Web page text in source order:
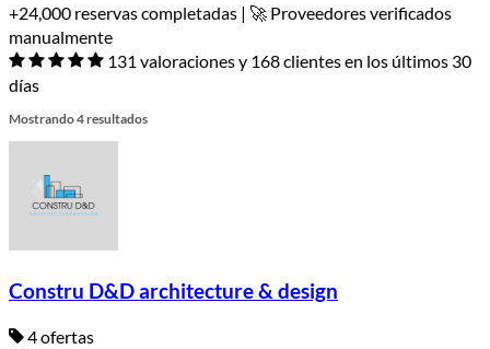
+24,000 reservas completadas | 🚀 Proveedores verificados
manualmente
131 valoraciones y 168 clientes en los últimos 30
días
Mostrando 4 resultados
Constru D&D architecture & design
4 ofertas